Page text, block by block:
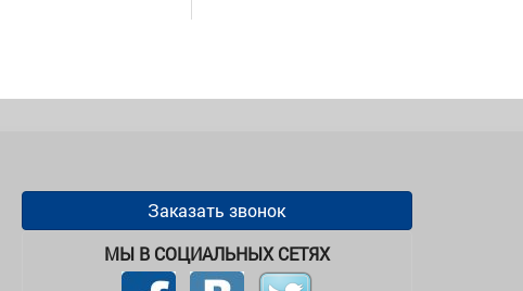
Заказать звонок
МЫ В СОЦИАЛЬНЫХ СЕТЯХ